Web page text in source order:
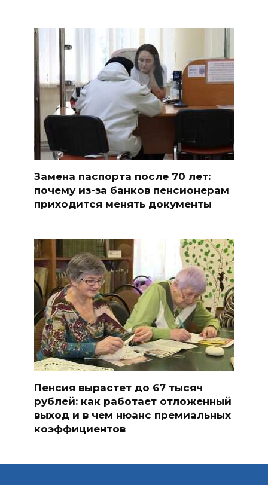
Замена паспорта после 70 лет:
почему из-за банков пенсионерам
приходится менять документы
Пенсия вырастет до 67 тысяч
рублей: как работает отложенный
выход и в чем нюанс премиальных
коэффициентов